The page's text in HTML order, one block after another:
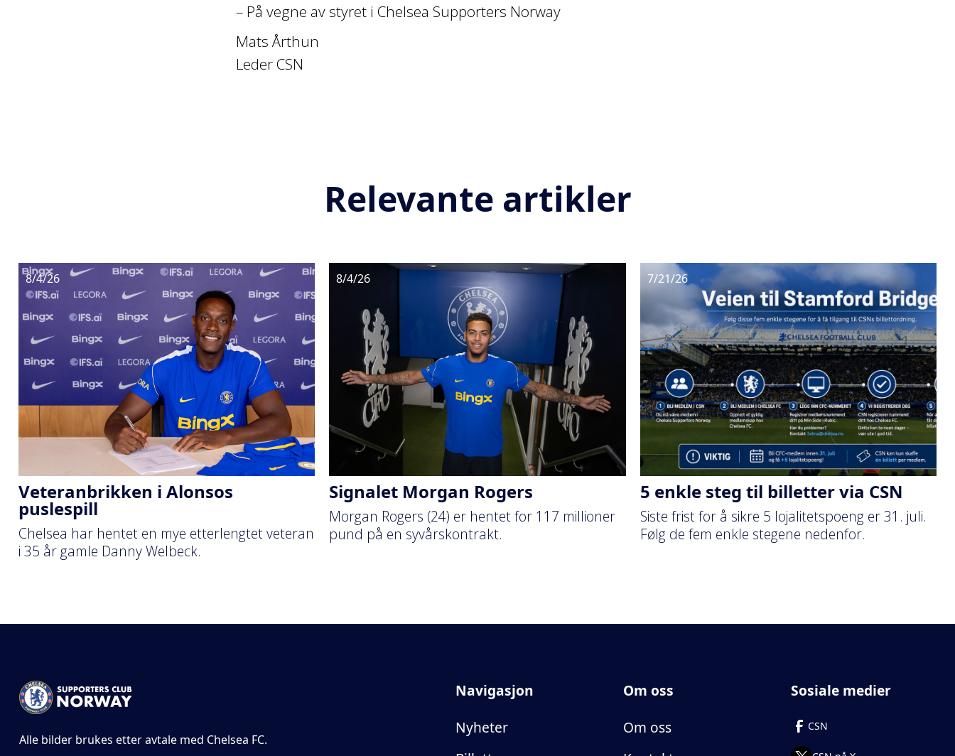
– På vegne av styret i Chelsea Supporters Norway
Mats Årthun
Leder CSN
Relevante artikler
8/4/26
Veteranbrikken i Alonsos
puslespill
Chelsea har hentet en mye etterlengtet veteran
i 35 år gamle Danny Welbeck.
8/4/26
Signalet Morgan Rogers
Morgan Rogers (24) er hentet for 117 millioner
pund på en syvårskontrakt.
7/21/26
5 enkle steg til billetter via CSN
Siste frist for å sikre 5 lojalitetspoeng er 31. juli.
Følg de fem enkle stegene nedenfor.
Alle bilder brukes etter avtale med Chelsea FC.
Navigasjon
Nyheter
Om oss
Om oss
Sosiale medier
CSN